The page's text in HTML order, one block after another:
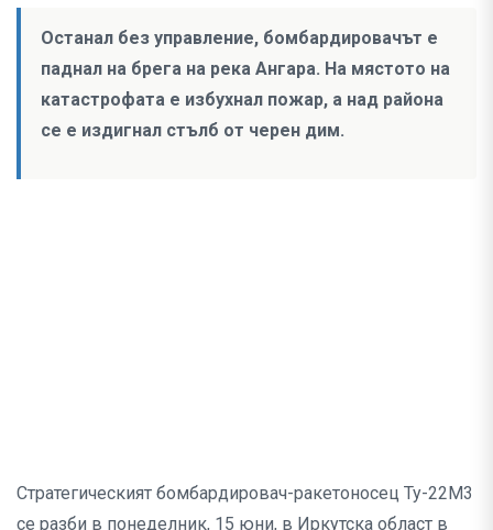
Останал без управление, бомбардировачът е
паднал на брега на река Ангара. На мястото на
катастрофата е избухнал пожар, а над района
се е издигнал стълб от черен дим.
Стратегическият бомбардировач-ракетоносец Ту-22М3
се разби в понеделник, 15 юни, в Иркутска област в